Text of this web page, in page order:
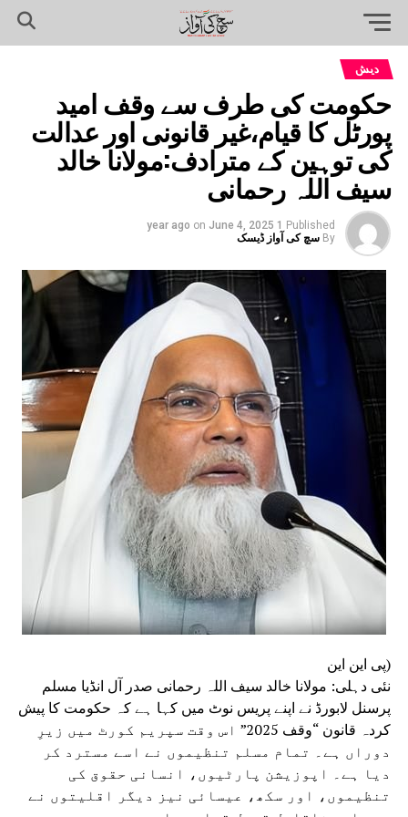
دیش
حکومت کی طرف سے وقف امید
پورٹل کا قیام،غیر قانونی اور عدالت
کی توہین کے مترادف:مولانا خالد
سیف اللہ رحمانی
Published
1 year ago
on June 4, 2025
By سچ کی آواز ڈیسک
(پی این این
نئی دہلی: مولانا خالد سیف اللہ رحمانی صدر آل انڈیا مسلم
پرسنل لابورڈ نے اپنے پریس نوٹ میں کہا ہے کہ حکومت کا پیش
کردہ قانون “وقف 2025” اس وقت سپریم کورٹ میں زیرِ
دوراں ہے۔ تمام مسلم تنظیموں نے اسے مسترد کر
دیا ہے۔ اپوزیشن پارٹیوں، انسانی حقوق کی
تنظیموں، اور سکھ، عیسائی نیز دیگر اقلیتوں نے